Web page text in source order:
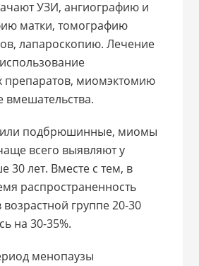
УЗИ, ангиографию и
матки, томографию
лапароскопию. Лечение
препаратов, миомэктомию
вмешательства.
или подбрюшинные, миомы
всего выявляют у
30 лет. Вместе с тем, в
распространенность
группе 20-30
на 30-35%.
менопаузы